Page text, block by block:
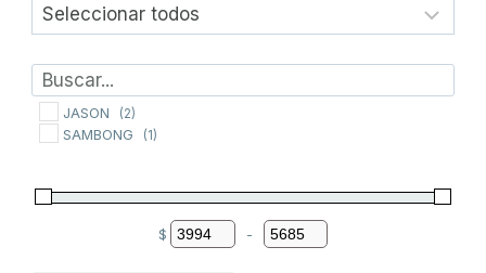
JASON (2)
SAMBONG (1)
$
Minimum Price
-
Maximum Price